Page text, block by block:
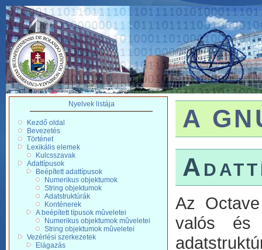
Nyelvek listája
Kezdő oldal
Bevezetés
Történet
Lexikális elemek
Kulcsszavak
Adattípusok
Beépített adattípusok
Numerikus objektumok
String objektumok
Adatstruktúrák
Konténerek
A beépített típusok mûveletei
Numerikus objektumok mûveletei
String objektumok mûveletei
Vezérlési szerkezetek
Elágazás
A
Az
valós és